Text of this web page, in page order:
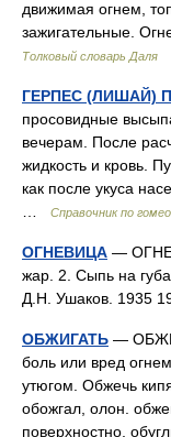
движимая огнем,
зажигательные.
Толковый словарь Даля
ГЕРПЕС (ЛИШАЙ)
просовидные
вечерам. После
жидкость и кровь.
как после укуса
Справочник по
ОГНЕВИЦА —
жар. 2. Сыпь на
Д.Н. Ушаков. 1935
ОБЖИГАТЬ —
боль или вред
утюгом. Обжечь
обожгал, олон.
поверхностно,